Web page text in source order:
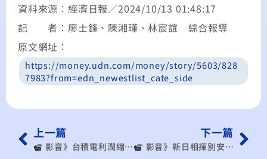
資料來源：經濟日報／2024/10/13 01:48:17
記 者：廖士鋒、陳湘瑾、林宸誼 綜合報導
原文網址：
https://money.udn.com/money/story/5603/828
7983?from=edn_newestlist_cate_side
上一篇
︎ 影音》台積電利潤縮水?電價調漲衝擊多大 美國降息!台股多頭牛市再起? 景氣降溫?製造業數據警訊 大陸撒幣救經濟!助攻台灣1產業（出處：全球政經周報）
下一篇
︎ 影音》新日相揮別安倍經濟學？日本半導體重返榮耀與台灣開啟新競合 從失落年代到景氣復甦面對的機會與挑戰（出處：#財經相對論 EP29）